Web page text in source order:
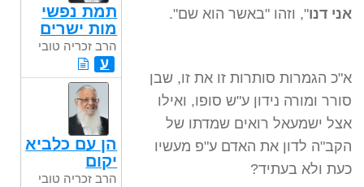
אני דנו", וזהו "באשר הוא שם".
א"כ הגמרות סותרות זו את זו, שבן
סורר ומורה נידון ע"ש סופו, ואילו
אצל ישמעאל רואים שמדתו של
הקב"ה לדון את האדם ע"פ מעשיו
כעת ולא בעתיד?
תמת נפשי
מות ישרים
הרב זכריה טובי
ע
הן עם כלביא
יקום
הרב זכריה טובי